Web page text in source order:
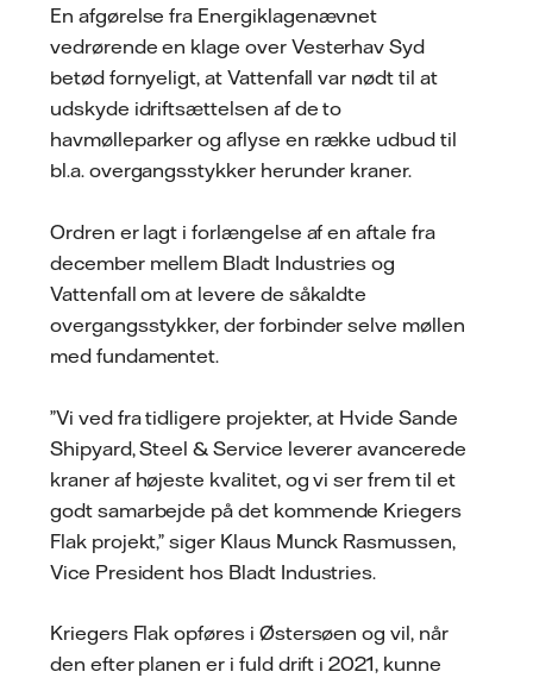
En afgørelse fra Energiklagenævnet
vedrørende en klage over Vesterhav Syd
betød fornyeligt, at Vattenfall var nødt til at
udskyde idriftsættelsen af de to
havmølleparker og aflyse en række udbud til
bl.a. overgangsstykker herunder kraner.
Ordren er lagt i forlængelse af en aftale fra
december mellem Bladt Industries og
Vattenfall om at levere de såkaldte
overgangsstykker, der forbinder selve møllen
med fundamentet.
”Vi ved fra tidligere projekter, at Hvide Sande
Shipyard, Steel & Service leverer avancerede
kraner af højeste kvalitet, og vi ser frem til et
godt samarbejde på det kommende Kriegers
Flak projekt,” siger Klaus Munck Rasmussen,
Vice President hos Bladt Industries.
Kriegers Flak opføres i Østersøen og vil, når
den efter planen er i fuld drift i 2021, kunne